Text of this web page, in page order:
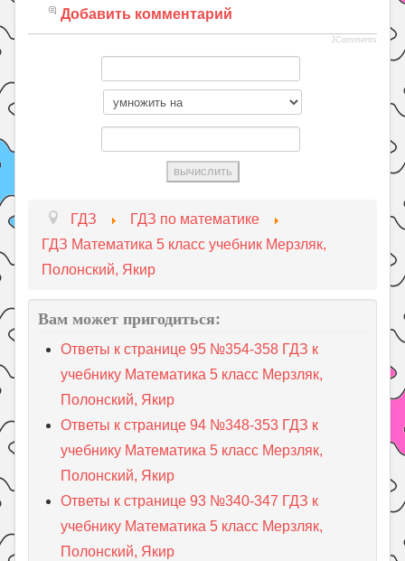
Добавить комментарий
JComments
ГДЗ
ГДЗ по математике
ГДЗ Математика 5 класс учебник Мерзляк,
Полонский, Якир
Вам может пригодиться:
Ответы к странице 95 №354-358 ГДЗ к
учебнику Математика 5 класс Мерзляк,
Полонский, Якир
Ответы к странице 94 №348-353 ГДЗ к
учебнику Математика 5 класс Мерзляк,
Полонский, Якир
Ответы к странице 93 №340-347 ГДЗ к
учебнику Математика 5 класс Мерзляк,
Полонский, Якир